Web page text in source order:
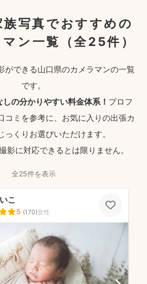
族写真でおすすめの
ン一覧
（全25件）
ができる山口県のカメラマンの一覧
です。
の分かりやすい料金体系！ プロフ
コミを参考に、お気に入りの出張カ
っくりお選びいただけます。
影に対応できるとは限りません。
全25件を表示
こ
5 (170)女性